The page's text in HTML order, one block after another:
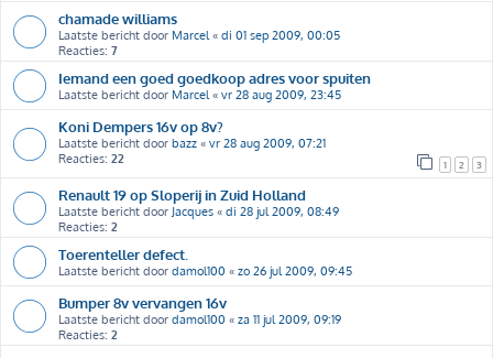
chamade williams
Laatste bericht door Marcel« di 01 sep 2009, 00:05
Reacties: 7
Iemand een goed goedkoop adres voor spuiten
Laatste bericht door Marcel« vr 28 aug 2009, 23:45
Koni Dempers 16v op 8v?
Laatste bericht door bazz « vr 28 aug 2009, 07:21
Reacties: 22 1 2 3
Renault 19 op Sloperij in Zuid Holland
Laatste bericht door Jacques « di 28 jul 2009, 08:49
Reacties: 2
Toerenteller defect.
Laatste bericht door damol100 « zo 26 jul 2009, 09:45
Bumper 8v vervangen 16v
Laatste bericht door damol100 « za 11 jul 2009, 09:19
Reacties: 2